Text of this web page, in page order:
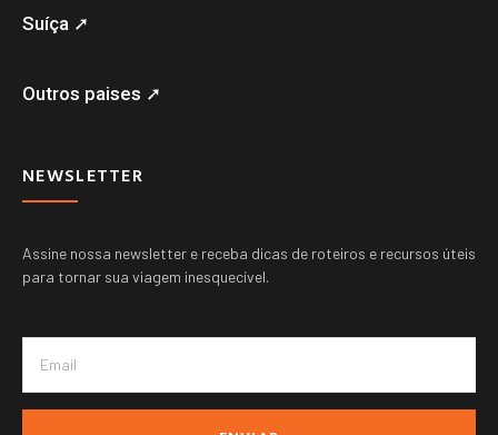
Suíça ➚
Outros paises ➚
NEWSLETTER
Assine nossa newsletter e receba dicas de roteiros e recursos úteis
para tornar sua viagem inesquecível.